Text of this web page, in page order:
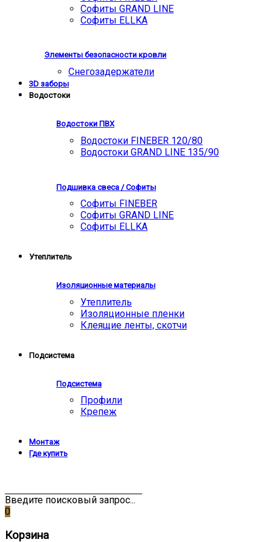
Софиты GRAND LINE
Софиты ELLKA
Элементы безопасности кровли
Снегозадержатели
3D заборы
Водостоки
Водостоки ПВХ
Водостоки FINEBER 120/80
Водостоки GRAND LINE 135/90
Подшивка свеса / Софиты
Софиты FINEBER
Софиты GRAND LINE
Софиты ELLKA
Утеплитель
Изоляционные материалы
Утеплитель
Изоляционные пленки
Клеящие ленты, скотчи
Подсистема
Подсистема
Профили
Крепеж
Монтаж
Где купить
Введите поисковый запрос...
0
Корзина